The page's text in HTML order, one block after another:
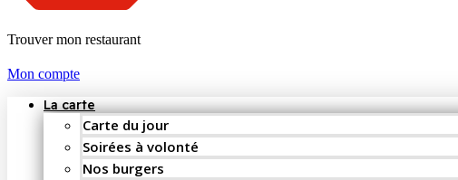
Trouver mon restaurant
Mon compte
La carte
Carte du jour
Soirées à volonté
Nos burgers